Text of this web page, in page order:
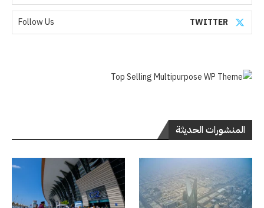
TWITTER
Follow Us
المنشورات الحديثة